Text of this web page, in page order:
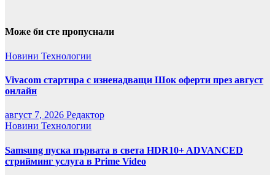
Може би сте пропуснали
Новини Технологии
Vivacom стартира с изненадващи Шок оферти през август
онлайн
август 7, 2026 Редактор
Новини Технологии
Samsung пуска първата в света HDR10+ ADVANCED
стрийминг услуга в Prime Video